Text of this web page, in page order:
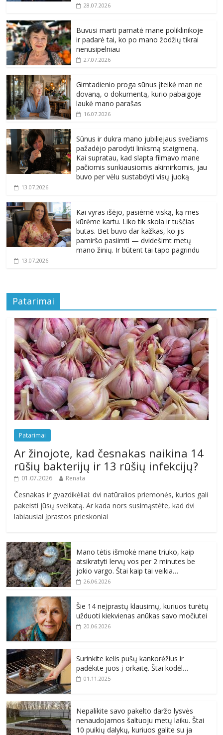
28.07.2026
Buvusi marti pamatė mane poliklinikoje
ir padarė tai, ko po mano žodžių tikrai
nenusipelniau
27.07.2026
Gimtadienio proga sūnus įteikė man ne
dovaną, o dokumentą, kurio pabaigoje
laukė mano parašas
16.07.2026
Sūnus ir dukra mano jubiliejaus svečiams
pažadėjo parodyti linksmą staigmeną.
Kai supratau, kad slapta filmavo mane
pačiomis sunkiausiomis akimirkomis, jau
buvo per vėlu sustabdyti visų juoką
13.07.2026
Kai vyras išėjo, pasiėmė viską, ką mes
kūrėme kartu. Liko tik skola ir tuščias
butas. Bet buvo dar kažkas, ko jis
pamiršo pasiimti — dvidešimt metų
mano žinių. Ir būtent tai tapo pagrindu
13.07.2026
Patarimai
Patarimai
Ar žinojote, kad česnakas naikina 14
rūšių bakterijų ir 13 rūšių infekcijų?
01.07.2026 Renata
Česnakas ir gvazdikėliai: dvi natūralios priemonės, kurios gali
pakeisti jūsų sveikatą. Ar kada nors susimąstėte, kad dvi
labiausiai įprastos prieskoniai
Mano tėtis išmokė mane triuko, kaip
atsikratyti lervų vos per 2 minutes be
jokio vargo. Štai kaip tai veikia…
26.06.2026
Šie 14 neįprastų klausimų, kuriuos turėtų
užduoti kiekvienas anūkas savo močiutei
20.06.2026
Surinkite kelis pušų kankorėžius ir
padėkite juos į orkaitę. Štai kodėl…
01.11.2025
Nepalikite savo pakelto daržo lysvės
nenaudojamos šaltuoju metų laiku. Štai
10 puikių dalykų, kuriuos galite su ja